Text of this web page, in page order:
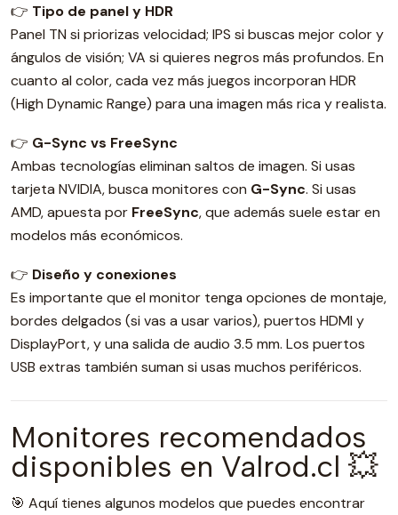
👉 Tipo de panel y HDR
Panel TN si priorizas velocidad; IPS si buscas mejor color y
ángulos de visión; VA si quieres negros más profundos. En
cuanto al color, cada vez más juegos incorporan HDR
(High Dynamic Range) para una imagen más rica y realista.
👉 G-Sync vs FreeSync
Ambas tecnologías eliminan saltos de imagen. Si usas
tarjeta NVIDIA, busca monitores con G-Sync. Si usas
AMD, apuesta por FreeSync, que además suele estar en
modelos más económicos.
👉 Diseño y conexiones
Es importante que el monitor tenga opciones de montaje,
bordes delgados (si vas a usar varios), puertos HDMI y
DisplayPort, y una salida de audio 3.5 mm. Los puertos
USB extras también suman si usas muchos periféricos.
Monitores recomendados
disponibles en Valrod.cl 💥
🎯 Aquí tienes algunos modelos que puedes encontrar